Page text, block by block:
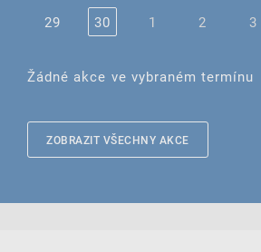
29
30 1 2 3
Žádné akce ve vybraném termínu
ZOBRAZIT VŠECHNY AKCE